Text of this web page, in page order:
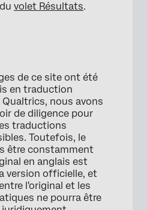
volet Résultats.
de ce site ont été
en traduction
nous avons
de diligence pour
traductions
Toutefois, le
être constamment
en anglais est
version officielle, et
l'original et les
ne pourra être